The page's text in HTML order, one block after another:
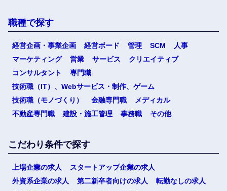
職種で探す
経営企画・事業企画 経営ボード 管理 SCM
人事
マーケティング
営業 サービス
クリエイティブ
コンサルタント
専門職
技術職（IT）、Webサービス・制作、ゲーム
技術職（モノづくり）
金融専門職
メディカル
不動産専門職
建設・施工管理 事務職 その他
こだわり条件で探す
上場企業の求人
スタートアップ企業の求人
外資系企業の求人
第二新卒者向けの求人
転勤なしの求人